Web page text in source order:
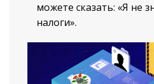
можете сказать: «Я не
налоги».